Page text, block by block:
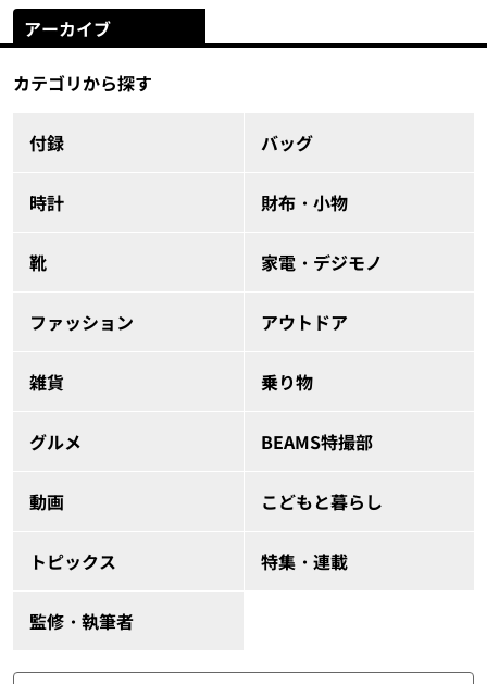
アーカイブ
カテゴリから探す
付録 バッグ
時計 財布・小物
靴 家電・デジモノ
ファッション アウトドア
雑貨 乗り物
グルメ BEAMS特撮部
動画 こどもと暮らし
トピックス 特集・連載
監修・執筆者